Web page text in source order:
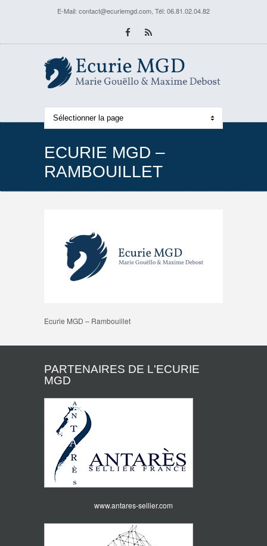
E-Mail: contact@ecuriemgd.com , Tél: 06.81.02.04.82
ECURIE MGD –
RAMBOUILLET
Ecurie MGD – Rambouillet
PARTENAIRES DE L'ECURIE
MGD
www.antares-sellier.com